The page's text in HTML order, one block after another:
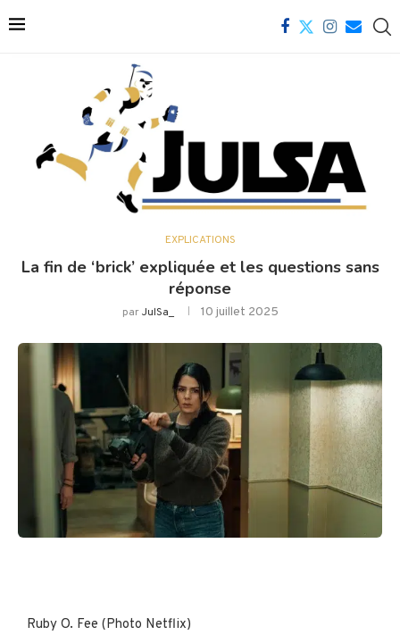
EXPLICATIONS
La fin de ‘brick’ expliquée et les questions sans
réponse
parJulSa_ 10 juillet 2025
Ruby O. Fee (Photo Netflix)